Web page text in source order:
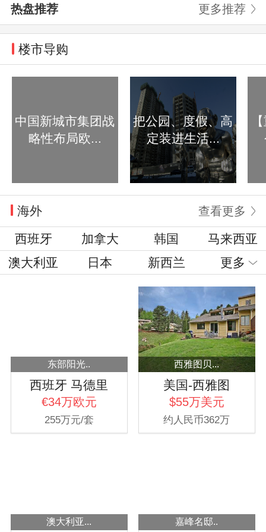
热盘推荐 更多推荐
楼市导购
中国新城市集团战
略性布局欧...
把公园、度假、高
定装进生活...
海外 查看更多
西班牙 加拿大 韩国
马来西亚
澳大利亚
日本 新西兰 更多
东部阳光..
西班牙 马德里
€34万欧元
255万元/套
西雅图贝...
美国-西雅图
$55万美元
约人民币362万
澳大利亚... 嘉峰名邸..